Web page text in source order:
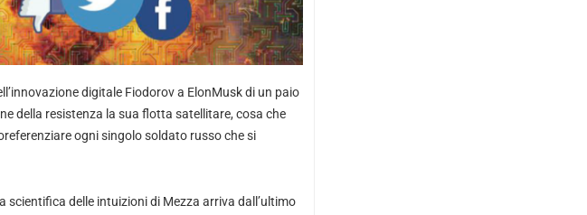
digitale Fiodorov a ElonMusk di un paio
della resistenza la sua flotta satellitare, cosa che
ogni singolo soldato russo che si
scientifica delle intuizioni di Mezza arriva dall’ultimo